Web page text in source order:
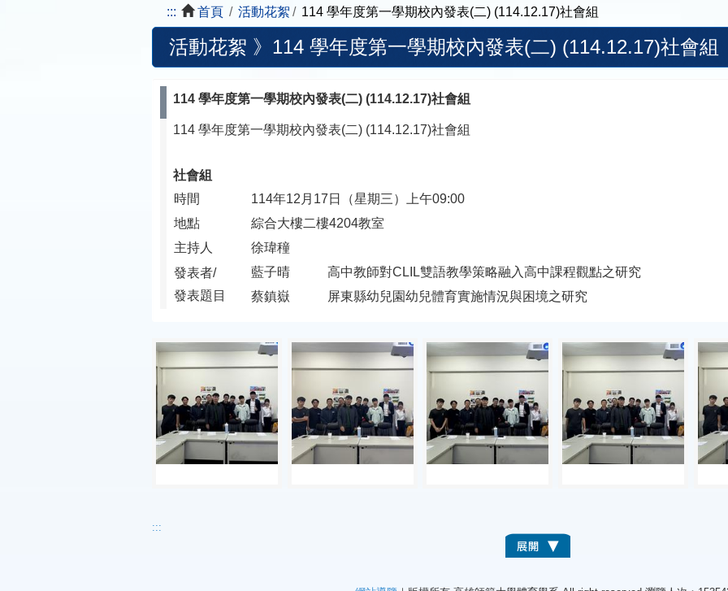
::: 首頁 活動花絮 114 學年度第一學期校內發表(二) (114.12.17)社會組
活動花絮 》 114 學年度第一學期校內發表(二) (114.12.17)社會組
114 學年度第一學期校內發表(二) (114.12.17)社會組
114 學年度第一學期校內發表(二) (114.12.17)社會組
社會組
時間
114年12月17日（星期三）上午09:00
地點
綜合大樓二樓4204教室
主持人
徐瑋穜
發表者/
發表題目
藍子晴
高中教師對CLIL雙語教學策略融入高中課程觀點之研究
蔡鎮嶽
屏東縣幼兒園幼兒體育實施情況與困境之研究
:::